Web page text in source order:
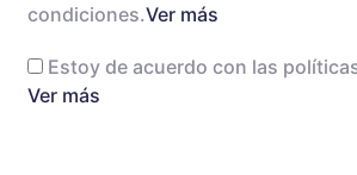
condiciones.Ver más
Estoy de acuerdo con las políticas
Ver más